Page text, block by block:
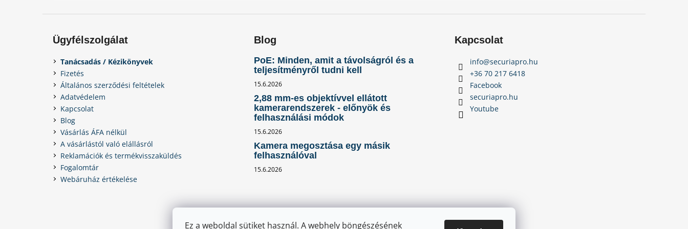
Ez a weboldal sütiket használ. A webhely böngészésének
Ügyfélszolgálat
Tanácsadás / Kézikönyvek
Fizetés
Általános szerződési feltételek
Adatvédelem
Kapcsolat
Blog
Vásárlás ÁFA nélkül
A vásárlástól való elállásról
Reklamációk és termékvisszaküldés
Fogalomtár
Webáruház értékelése
Blog
PoE: Minden, amit a távolságról és a
teljesítményről tudni kell
15.6.2026
2,88 mm-es objektívvel ellátott
kamerarendszerek - előnyök és
felhasználási módok
15.6.2026
Kamera megosztása egy másik
felhasználóval
15.6.2026
Kapcsolat
info@securiapro.hu
+36 70 217 6418
Facebook
securiapro.hu
Youtube